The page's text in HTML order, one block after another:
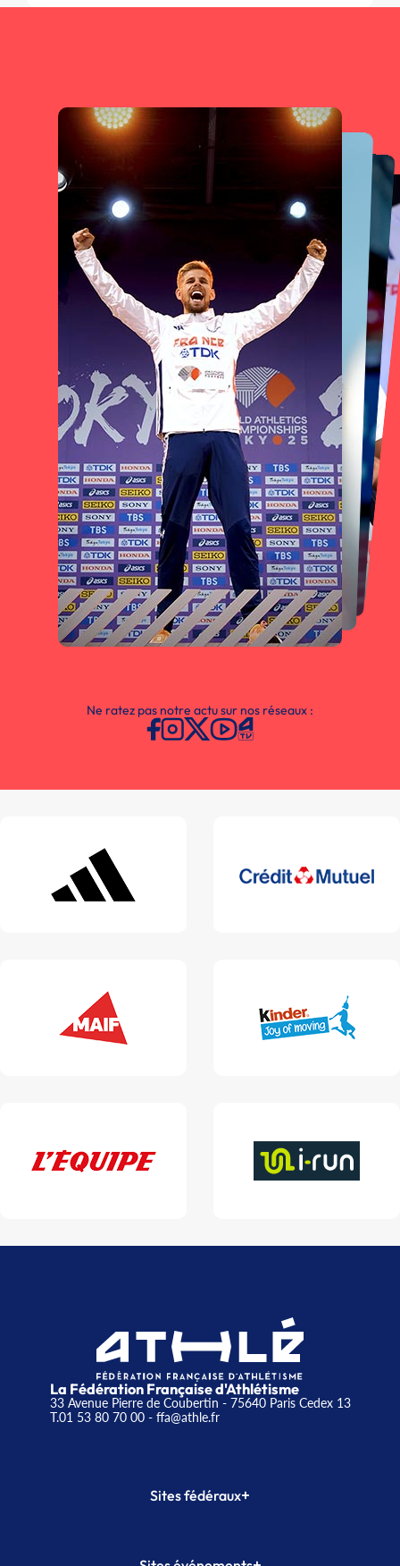
Ne ratez pas notre actu sur nos réseaux :
La Fédération Française d'Athlétisme
33 Avenue Pierre de Coubertin - 75640 Paris Cedex 13
T.01 53 80 70 00- ffa@athle.fr
Sites fédéraux+